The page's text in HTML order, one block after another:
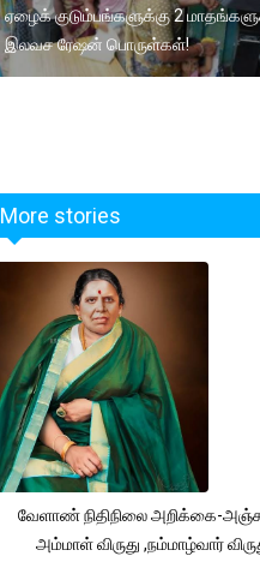
ஏழைக் குடும்பங்களுக்கு 2
இலவச ரேஷன் பொருள்கள்!
More stories
வேளாண் நிதிநிலை அறிக்கை-
அம்மாள் விருது ,நம்மாழ்வார்